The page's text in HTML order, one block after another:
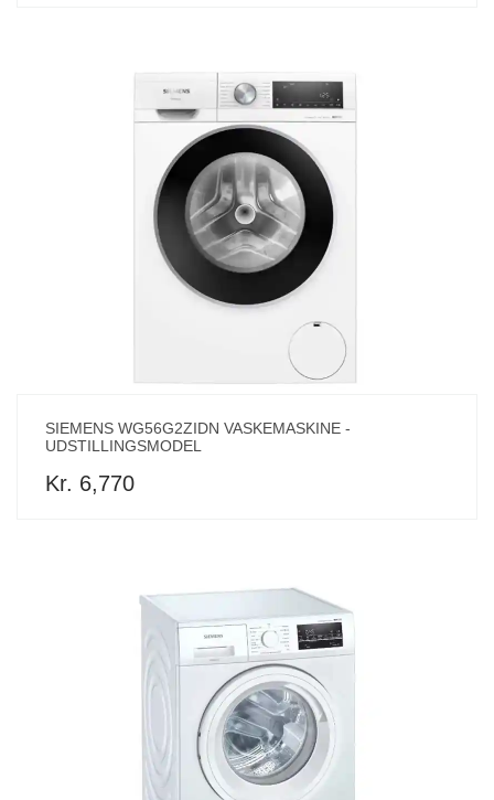
SIEMENS WG56G2ZIDN VASKEMASKINE -
UDSTILLINGSMODEL
Kr. 6,770